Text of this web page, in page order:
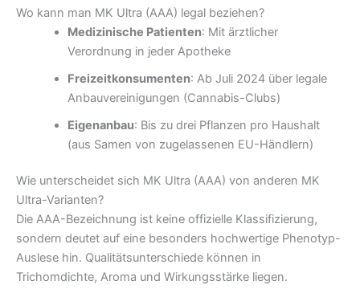
Wo kann man MK Ultra (AAA) legal beziehen?
Medizinische Patienten: Mit ärztlicher
Verordnung in jeder Apotheke
Freizeitkonsumenten: Ab Juli 2024 über legale
Anbauvereinigungen (Cannabis-Clubs)
Eigenanbau: Bis zu drei Pflanzen pro Haushalt
(aus Samen von zugelassenen EU-Händlern)
Wie unterscheidet sich MK Ultra (AAA) von anderen MK
Ultra-Varianten?
Die AAA-Bezeichnung ist keine offizielle Klassifizierung,
sondern deutet auf eine besonders hochwertige Phenotyp-
Auslese hin. Qualitätsunterschiede können in
Trichomdichte, Aroma und Wirkungsstärke liegen.